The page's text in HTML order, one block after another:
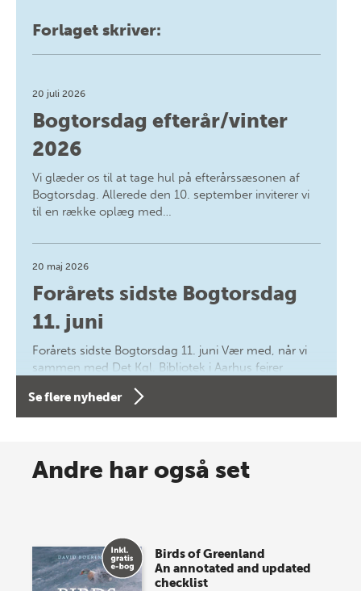
Forlaget skriver:
20 juli 2026
Bogtorsdag efterår/vinter
2026
Vi glæder os til at tage hul på efterårssæsonen af
Bogtorsdag. Allerede den 10. september inviterer vi
til en række oplæg med…
20 maj 2026
Forårets sidste Bogtorsdag
11. juni
Forårets sidste Bogtorsdag 11. juni Vær med, når vi
sammen med Det Kgl. Bibliotek i Aarhus fejrer
forfatterne bag vores nyes…
Spar op til 70% til sommer-
store sommer-lagersalg, så sæt kryds i kalenderen
onsdag den 10. j…
Se flere nyheder
Andre har også set
Birds of Greenland
An annotated and updated
checklist